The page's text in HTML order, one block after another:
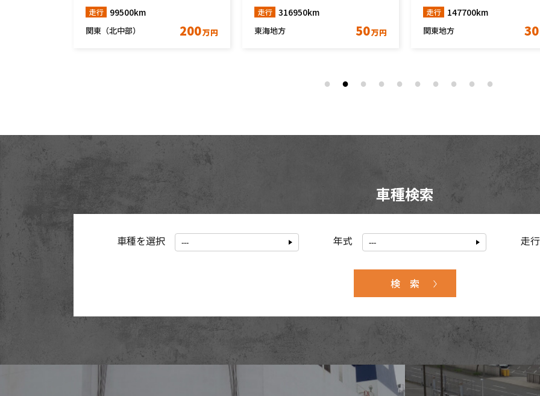
走行 316950km
東海地方 50万円
走行 147700km
関東地方 30万円
走行 155593km
甲信越地方 95
車種検索
車種を選択 年式 走